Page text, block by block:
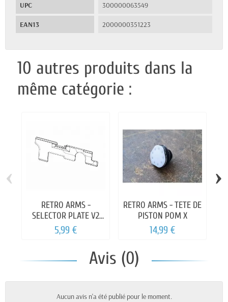
UPC 300000063549
EAN13 2000000351223
10 autres produits dans la
même catégorie :
RETRO ARMS -
SELECTOR PLATE V2
M4
5,99 €
RETRO ARMS - TETE DE
PISTON POM X
14,99 €
‹ ›
Avis (0)
Aucun avis n'a été publié pour le moment.